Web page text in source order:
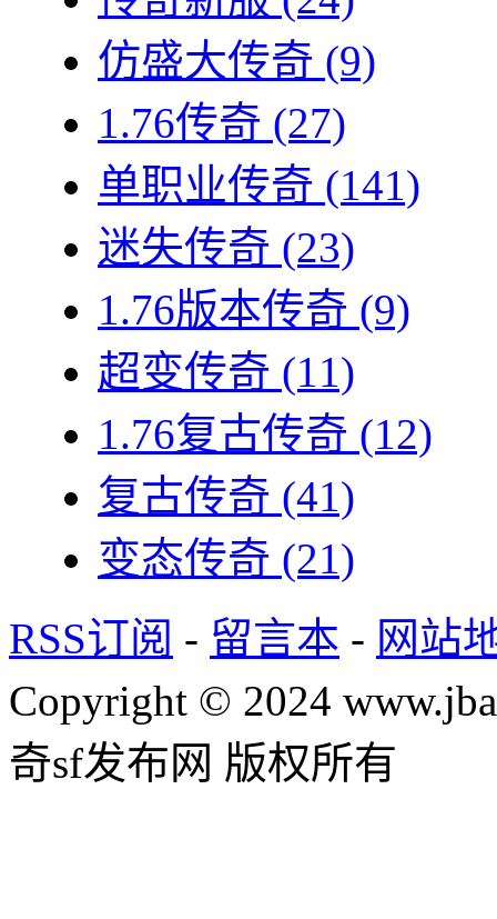
仿盛大传奇 (9)
1.76传奇 (27)
单职业传奇 (141)
迷失传奇 (23)
1.76版本传奇 (9)
超变传奇 (11)
1.76复古传奇 (12)
复古传奇 (41)
变态传奇 (21)
RSS订阅 - 留言本 - 网站
Copyright © 2024
奇sf发布网 版权所有